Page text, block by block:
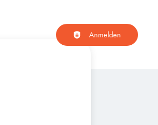
Haupt-Navigation
Anmelden